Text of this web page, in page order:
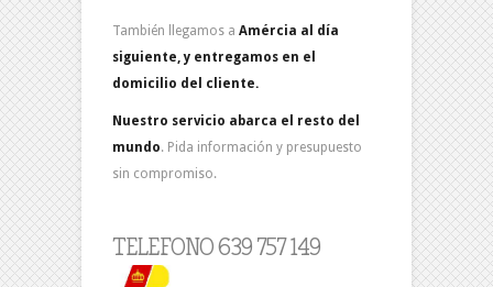
También llegamos a Amércia al día
siguiente, y entregamos en el
domicilio del cliente.
Nuestro servicio abarca el resto del
mundo. Pida información y presupuesto
sin compromiso.
TELEFONO 639 757 149